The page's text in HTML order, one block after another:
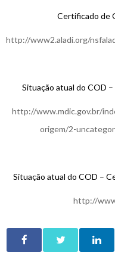
Certificado de
http://www2.aladi.org/
Situação atual do COD
http://www.mdic.gov.br/
origem/2-
Situação atual do COD –
http://